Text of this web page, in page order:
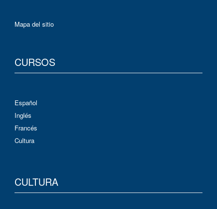
Mapa del sitio
CURSOS
Español
Inglés
Francés
Cultura
CULTURA